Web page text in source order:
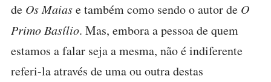
de Os Maiase também como sendo o autor de O
Primo Basílio. Mas, embora a pessoa de quem
estamos a falar seja a mesma, não é indiferente
referi-la através de uma ou outra destas